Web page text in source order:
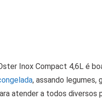
Inox Compact 4,6L é
, assando legumes,
atender a todos diversos